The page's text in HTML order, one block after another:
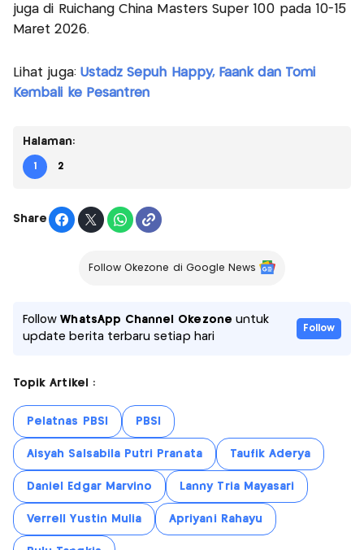
juga di Ruichang China Masters Super 100 pada 10-15
Maret 2026.
Lihat juga: Ustadz Sepuh Happy, Faank dan Tomi
Kembali ke Pesantren
Halaman:
1 2
Share
Follow Okezone di Google News
FollowWhatsApp Channel Okezone untuk
update berita terbaru setiap hari
Follow
Topik Artikel :
Pelatnas PBSI PBSI
Aisyah Salsabila Putri Pranata Taufik Aderya
Daniel Edgar Marvino Lanny Tria Mayasari
Verrell Yustin Mulia Apriyani Rahayu